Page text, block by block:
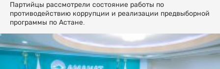
Партийцы рассмотрели состояние работы по
противодействию коррупции и реализации предвыборной
программы по Астане.